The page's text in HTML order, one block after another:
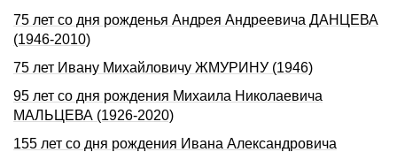
75 лет со дня рожденья Андрея Андреевича ДАНЦЕВА
(1946-2010)
75 лет Ивану Михайловичу ЖМУРИНУ (1946)
95 лет со дня рождения Михаила Николаевича
МАЛЬЦЕВА (1926-2020)
155 лет со дня рождения Ивана Александровича